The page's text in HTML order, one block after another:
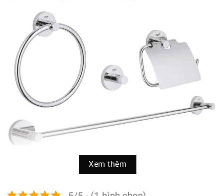
Bộ Phụ Kiện Nhà Tắm HansGrohe 40776001
StarLight cho bề mặt chống xước và chống xỉn màu
Xem thêm